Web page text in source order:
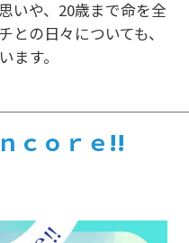
いや、20歳まで命を全
との日々についても、
ます。
ｃｏｒｅ!!